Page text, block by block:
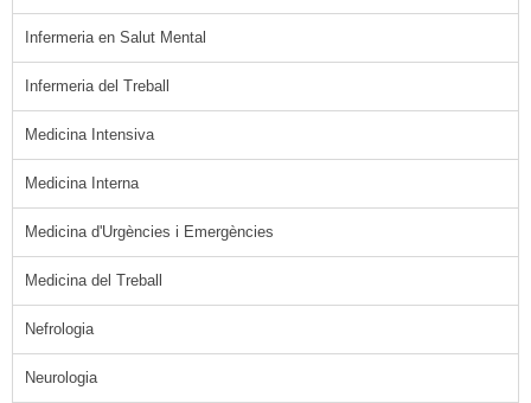
Infermeria en Salut Mental
Infermeria del Treball
Medicina Intensiva
Medicina Interna
Medicina d'Urgències i Emergències
Medicina del Treball
Nefrologia
Neurologia